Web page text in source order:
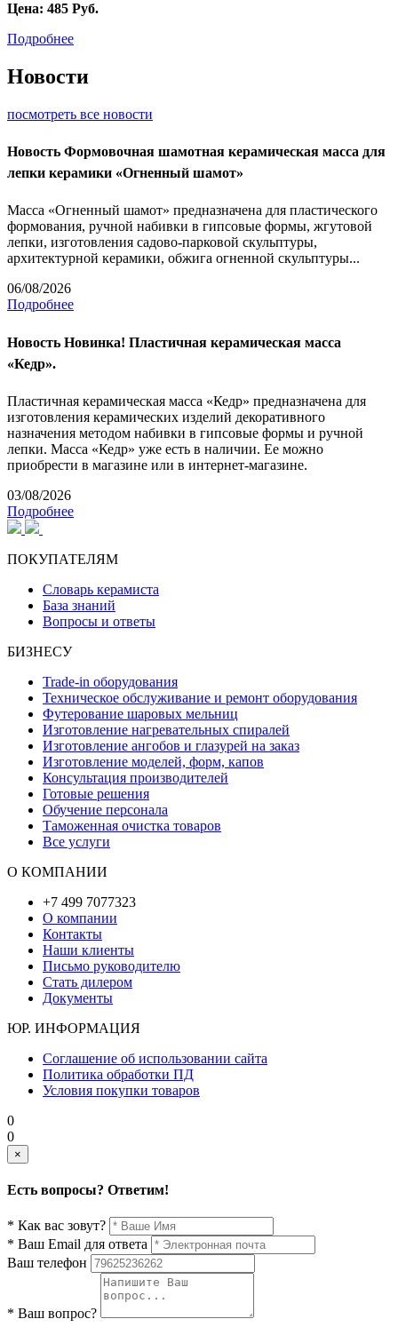
Цена: 485 Руб.
Подробнее
Новости
посмотреть все новости
Новость Формовочная шамотная керамическая масса для
лепки керамики «Огненный шамот»
Масса «Огненный шамот» предназначена для пластического
формования, ручной набивки в гипсовые формы, жгутовой
лепки, изготовления садово-парковой скульптуры,
архитектурной керамики, обжига огненной скульптуры...
06/08/2026
Подробнее
Новость Новинка! Пластичная керамическая масса
«Кедр».
Пластичная керамическая масса «Кедр» предназначена для
изготовления керамических изделий декоративного
назначения методом набивки в гипсовые формы и ручной
лепки. Масса «Кедр» уже есть в наличии. Ее можно
приобрести в магазине или в интернет-магазине.
03/08/2026
Подробнее
ПОКУПАТЕЛЯМ
Словарь керамиста
База знаний
Вопросы и ответы
БИЗНЕСУ
Trade-in оборудования
Техническое обслуживание и ремонт оборудования
Футерование шаровых мельниц
Изготовление нагревательных спиралей
Изготовление ангобов и глазурей на заказ
Изготовление моделей, форм, капов
Консультация производителей
Готовые решения
Обучение персонала
Таможенная очистка товаров
Все услуги
О КОМПАНИИ
+7 499 7077323
О компании
Контакты
Наши клиенты
Письмо руководителю
Стать дилером
Документы
ЮР. ИНФОРМАЦИЯ
Соглашение об использовании сайта
Политика обработки ПД
Условия покупки товаров
0
0
×
Есть вопросы? Ответим!
* Как вас зовут?
* Ваш Email для ответа
Ваш телефон
* Ваш вопрос?